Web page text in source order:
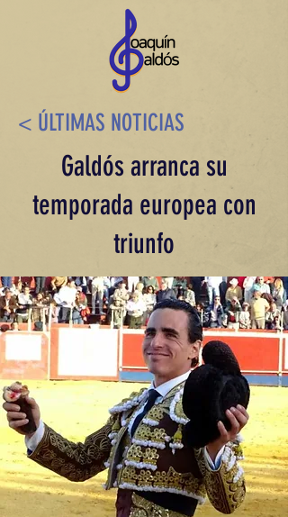
< ÚLTIMAS NOTICIAS
Galdós arranca su
temporada europea con
triunfo